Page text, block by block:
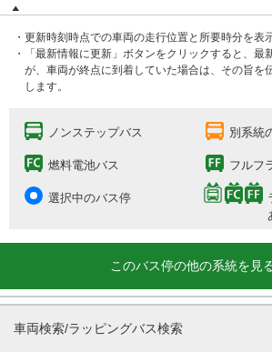
・更新時刻時点での車両の走行位置と所要時分を表
・「最新情報に更新」ボタンをクリックすると、最
が、車両が終点に到着していた場合は、その旨を
します。
ノンステップバス 別系統
燃料電池バス フルフ
選択中のバス停
このバス停の他の系統を見
車両検索/ラッピングバス検索